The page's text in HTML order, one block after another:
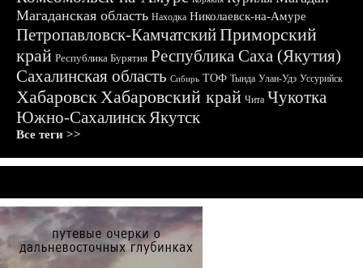
Магаданская область Находка Николаевск-на-Амуре
Петропавловск-КамчатскийПриморский
край Республика Бурятия Республика Саха (Якутия)
Сахалинская область Сибирь ТОФ Тында Улан-Удэ Уссурийск
ХабаровскХабаровский край Чита Чукотка
Южно-СахалинскЯкутск
Все теги >>